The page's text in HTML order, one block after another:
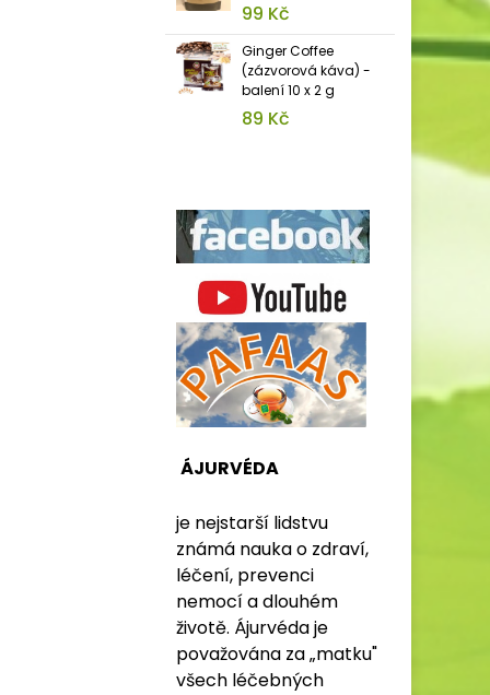
99 Kč
Ginger Coffee
(zázvorová káva) -
balení 10 x 2 g
89 Kč
ÁJURVÉDA
je nejstarší lidstvu
známá nauka o zdraví,
léčení, prevenci
nemocí a dlouhém
životě. Ájurvéda je
považována za „matku"
všech léčebných